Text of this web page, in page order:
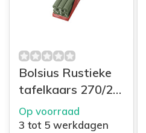
Bolsius Rustieke
tafelkaars 270/23
doos 9 Fresh Olive
Op voorraad
3 tot 5 werkdagen